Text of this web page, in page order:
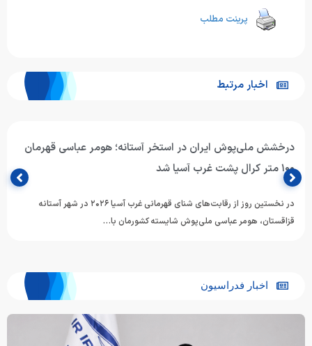
پرینت مطلب
اخبار مرتبط
حضور هومر عباسی در قهرمانی شنای غرب آسیا؛
هومر عباسی شناگر ملی‌پوش ایران، برای حضور در رقابت‌های قهرمانی شنای غرب
آسیا (AOSI West Asian Swimming Championships) وارد شهر…
اخبار فدراسیون